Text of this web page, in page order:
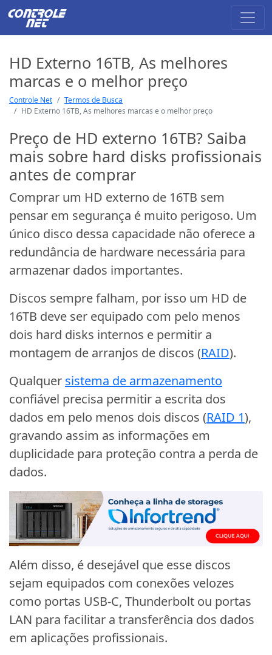
HD Externo 16TB, As melhores
marcas e o melhor preço
Controle Net
Termos de Busca
HD Externo 16TB, As melhores marcas e o melhor preço
Preço de HD externo 16TB? Saiba
mais sobre hard disks profissionais
antes de comprar
Comprar um HD externo de 16TB sem
pensar em segurança é muito perigoso. Um
único disco dessa capacidade não oferece a
redundância de hardware necessária para
armazenar dados importantes.
Discos sempre falham, por isso um HD de
16TB deve ser equipado com pelo menos
dois hard disks internos e permitir a
montagem de arranjos de discos (RAID).
Qualquer sistema de armazenamento
confiável precisa permitir a escrita dos
dados em pelo menos dois discos (RAID 1),
gravando assim as informações em
duplicidade para proteção contra a perda de
dados.
Além disso, é desejável que esse discos
sejam equipados com conexões velozes
como portas USB-C, Thunderbolt ou portas
LAN para facilitar a transferência dos dados
em aplicações profissionais.